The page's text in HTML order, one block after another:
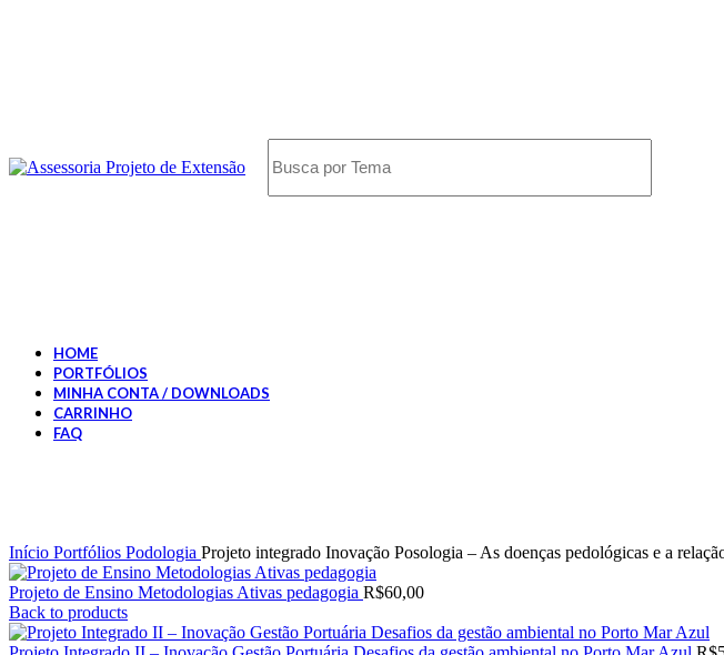
HOME
PORTFÓLIOS
MINHA CONTA / DOWNLOADS
CARRINHO
FAQ
Início Portfólios Podologia Projeto integrado Inovação Posologia – As doenças pedológicas e a
Projeto de Ensino Metodologias Ativas pedagogia R$60,00
Back to products